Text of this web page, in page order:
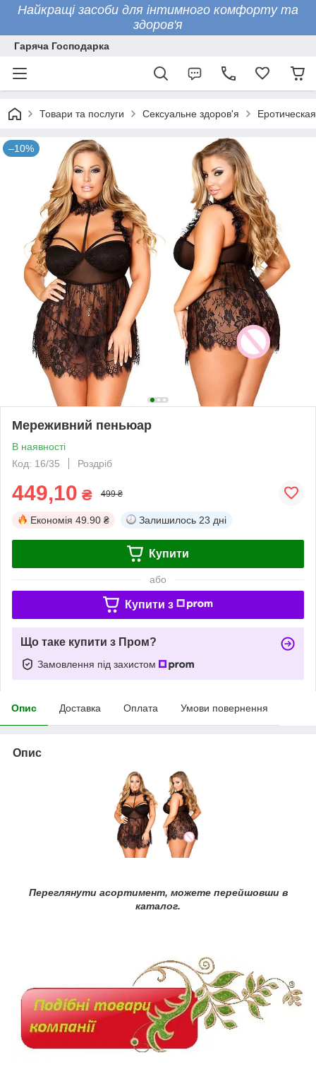
Найкращі засоби для інтимного комфорту та
здоров'я
Гаряча Господарка
Товари та послуги Сексуальне здоров'я
–10%
Мереживний пеньюар
В наявності
Код: 16/35
Роздріб
449,10 ₴ 499 ₴
Економія 49.90 ₴ Залишилось 23 дні
Купити
або
Купити з
Що таке купити з Пром?
Замовлення під захистом
Опис Доставка Оплата Умови повернення
Опис
Переглянути асортимент, можете перейшовши в
каталог.